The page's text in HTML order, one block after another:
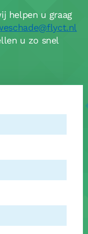
helpen u graag
u zo snel